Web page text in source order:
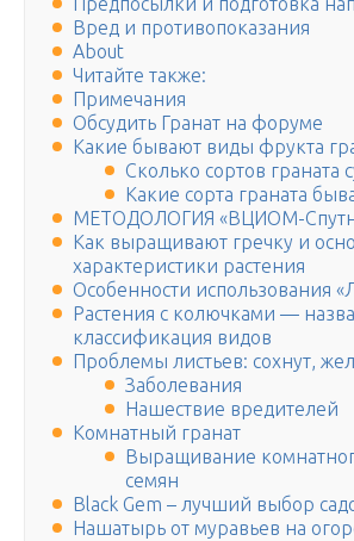
Вред и противопоказания
About
Читайте также:
Примечания
Обсудить Гранат на форуме
Какие бывают виды фрукта
Сколько сортов граната
Какие сорта граната
МЕТОДОЛОГИЯ «ВЦИОМ-
Как выращивают гречку и
характеристики растения
Особенности использования
Растения с колючками —
классификация видов
Проблемы листьев: сохнут,
Заболевания
Нашествие вредителей
Комнатный гранат
Выращивание
семян
Black Gem – лучший выбор
Нашатырь от муравьев на